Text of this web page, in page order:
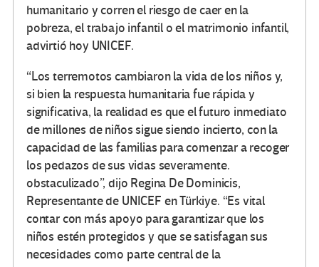
humanitario y corren el riesgo de caer en la
pobreza, el trabajo infantil o el matrimonio infantil,
advirtió hoy UNICEF.
“Los terremotos cambiaron la vida de los niños y,
si bien la respuesta humanitaria fue rápida y
significativa, la realidad es que el futuro inmediato
de millones de niños sigue siendo incierto, con la
capacidad de las familias para comenzar a recoger
los pedazos de sus vidas severamente.
obstaculizado”, dijo Regina De Dominicis,
Representante de UNICEF en Türkiye. “Es vital
contar con más apoyo para garantizar que los
niños estén protegidos y que se satisfagan sus
necesidades como parte central de la